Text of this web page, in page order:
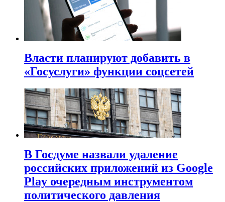
Власти планируют добавить в
«Госуслуги» функции соцсетей
В Госдуме назвали удаление
российских приложений из Google
Play очередным инструментом
политического давления